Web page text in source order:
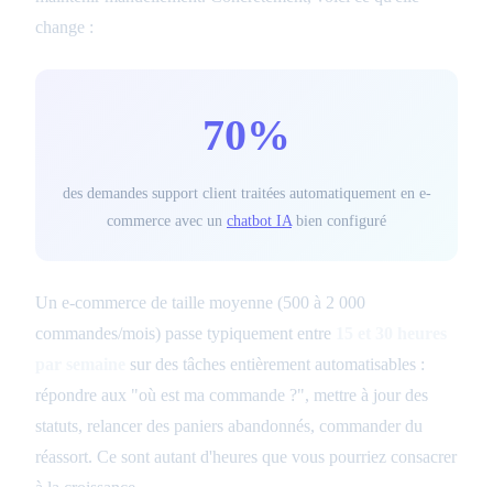
change :
70%
des demandes support client traitées automatiquement en e-
commerce avec un chatbot IA bien configuré
Un e-commerce de taille moyenne (500 à 2 000
commandes/mois) passe typiquement entre
sur des tâches entièrement automatisables :
répondre aux "où est ma commande ?", mettre à jour des
statuts, relancer des paniers abandonnés, commander du
réassort. Ce sont autant d'heures que vous pourriez consacrer